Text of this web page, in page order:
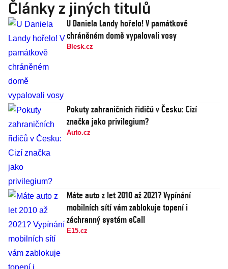
Články z jiných titulů
U Daniela Landy hořelo! V památkově
chráněném domě vypalovali vosy
Blesk.cz
Pokuty zahraničních řidičů v Česku: Cizí
značka jako privilegium?
Auto.cz
Máte auto z let 2010 až 2021? Vypínání
mobilních sítí vám zablokuje topení i
záchranný systém eCall
E15.cz